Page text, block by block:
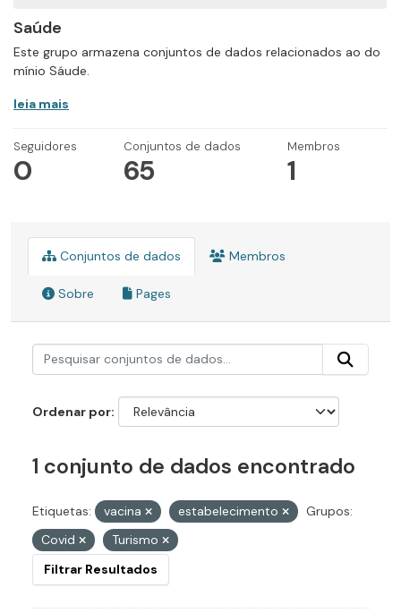
Saúde
Este grupo armazena conjuntos de dados relacionados ao do
mínio Sáude.
leia mais
Seguidores
0
Conjuntos de dados
65
Membros
1
Conjuntos de dados Membros
Sobre Pages
Ordenar por
1 conjunto de dados encontrado
Etiquetas: vacina estabelecimento
Grupos:
Covid
Turismo
Filtrar Resultados